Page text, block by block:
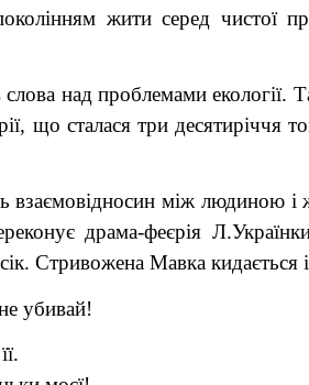
жити серед чистої
над проблемами екології.
що сталася три
взаємовідносин між
драма-феєрія
Стривожена Мавка кидається
убивай!